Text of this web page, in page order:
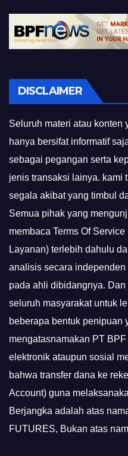
DISCLAIMER
Seluruh materi atau konten
hanya bersifat informatif
sebagai pegangan serta
jenis transaksi lainya. kami
segala akibat yang timbul
Semua pihak yang
membaca Terms Of
Layanan) terlebih dahulu
analisis secara
pada ahli dibidangnya.
seluruh masyarakat untuk
beberapa bentuk penipuan
mengatasnamakan PT
elektronik ataupun sosial
bahwa transfer dana ke
Account) guna
Berjangka adalah atas
FUTURES, Bukan atas